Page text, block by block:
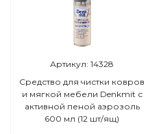
Артикул: 14328
Средство для чистки ковров
и мягкой мебели Denkmit с
активной пеной аэрозоль
600 мл (12 шт/ящ)